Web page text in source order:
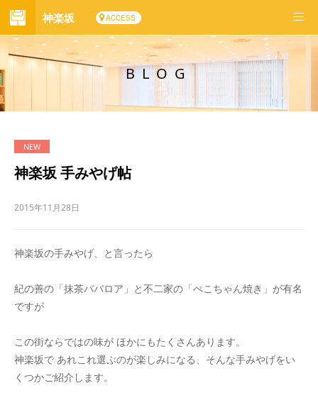
神楽坂 ACCESS
BLOG
神楽坂 手みやげ帖
2015年11月28日
神楽坂の手みやげ、と言ったら
紀の善の「抹茶ババロア」と不二家の「ぺこちゃん焼き」が有名
ですが
この街ならではの味が ほかにもたくさんあります。
神楽坂で あれこれ選ぶのが楽しみになる、そんな手みやげをい
くつかご紹介します。